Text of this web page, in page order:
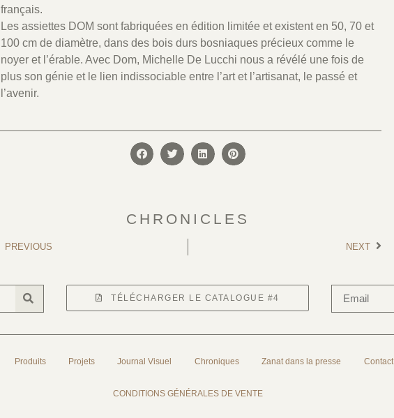
français.
Les assiettes DOM sont fabriquées en édition limitée et existent en 50, 70 et
100 cm de diamètre, dans des bois durs bosniaques précieux comme le
noyer et l’érable. Avec Dom, Michelle De Lucchi nous a révélé une fois de
plus son génie et le lien indissociable entre l’art et l’artisanat, le passé et
l’avenir.
CHRONICLES
PREVIOUS NEXT
TÉLÉCHARGER LE CATALOGUE #4
Produits Projets Journal Visuel Chroniques Zanat dans la presse Contact
CONDITIONS GÉNÉRALES DE VENTE